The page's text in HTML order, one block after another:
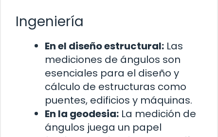
Ingeniería
En el diseño estructural: Las
mediciones de ángulos son
esenciales para el diseño y
cálculo de estructuras como
puentes, edificios y máquinas.
En la geodesia: La medición de
ángulos juega un papel